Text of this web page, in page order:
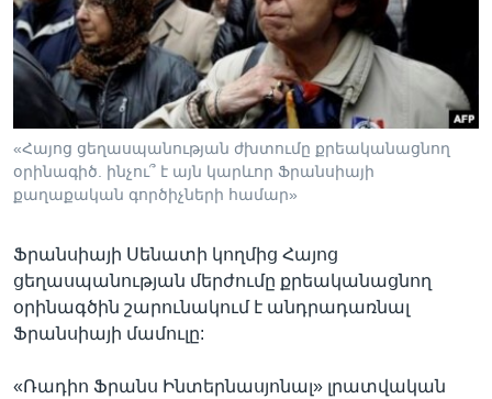
Լեզուներ
«Հայոց ցեղասպանության ժխտումը քրեականացնող
օրինագիծ. ինչու՞ է այն կարևոր Ֆրանսիայի
քաղաքական գործիչների համար»
Ֆրանսիայի Սենատի կողմից Հայոց
ցեղասպանության մերժումը քրեականացնող
օրինագծին շարունակում է անդրադառնալ
Ֆրանսիայի մամուլը:
«Ռադիո Ֆրանս Ինտերնասյոնալ» լրատվական